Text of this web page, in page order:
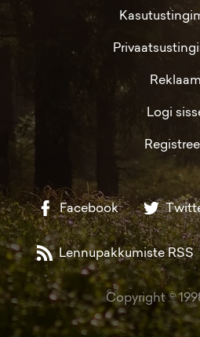
Reklaam
Logi
Facebook
Lennupakkumiste RSS
Copyright ©